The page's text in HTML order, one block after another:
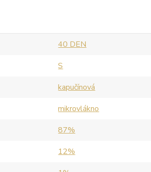
40 DEN
S
kapučínová
mikrovlákno
87%
12%